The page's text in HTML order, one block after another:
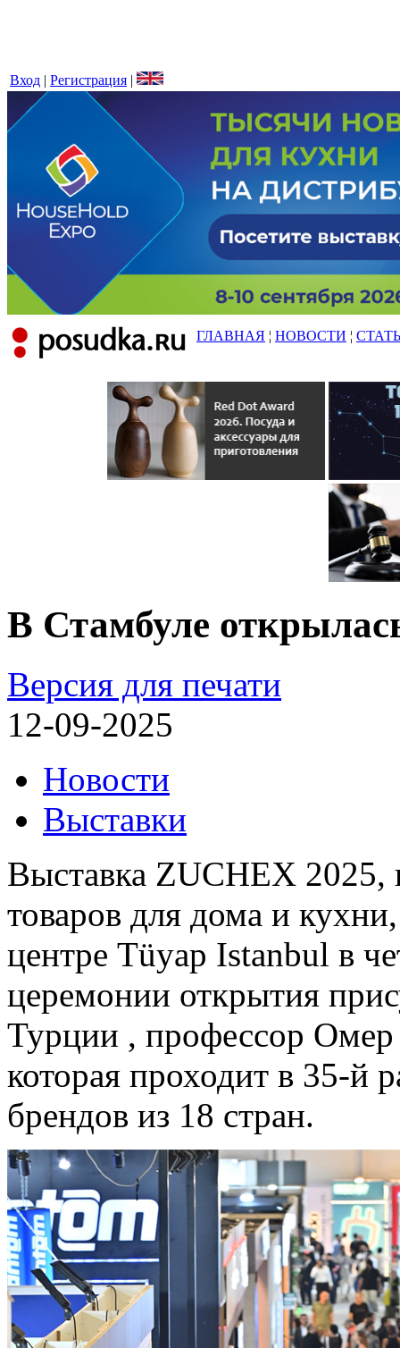
Вход | Регистрация |
ГЛАВНАЯ ¦ НОВОСТИ ¦
В Стамбуле
Версия для печати
12-09-2025
Новости
Выставки
Выставка ZUCHEX 2025,
товаров для дома и
центре Tüyap Istanbul в
церемонии открытия
Турции , профессор Омер
которая проходит в 35-й
брендов из 18 стран.